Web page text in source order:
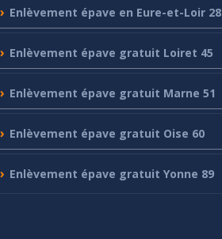
Enlèvement épave en Eure-et-Loir 28
Enlèvement épave gratuit Loiret 45
Enlèvement épave gratuit Marne 51
Enlèvement épave gratuit Oise 60
Enlèvement épave gratuit Yonne 89